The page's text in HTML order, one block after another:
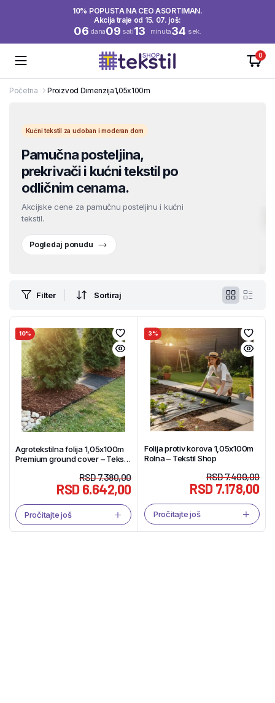
10% POPUSTA NA CEO ASORTIMAN.
Akcija traje od 15. 07. još:
06 dana09 sati13 minuta34 sek.
0
Početna Proizvod Dimenzija1,05x100m
Kućni tekstil za udoban i moderan dom
Pamučna posteljina,
prekrivači i kućni tekstil po
odličnim cenama.
Akcijske cene za pamučnu posteljinu i kućni
tekstil.
Pogledaj ponudu
Filter Sortiraj
10%
Agrotekstilna folija 1,05x100m
Premium ground cover – Tekstil
RSD7.380,00
RSD6.642,00
Pročitajte još
3%
Folija protiv korova 1,05x100m
Rolna – Tekstil Shop
RSD7.400,00
RSD7.178,00
Pročitajte još